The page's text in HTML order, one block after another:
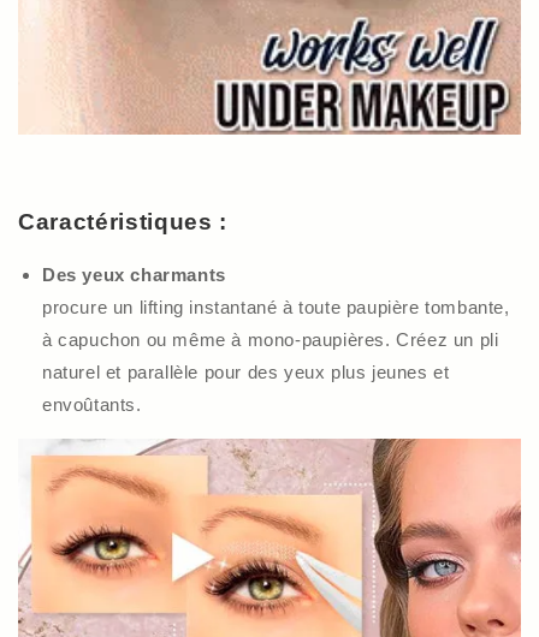
Caractéristiques :
Des yeux charmants
procure un lifting instantané à toute paupière tombante,
à capuchon ou mêmeà mono-paupières. Créez un pli
naturel et parallèle pour des yeux plus jeunes et
envoûtants.